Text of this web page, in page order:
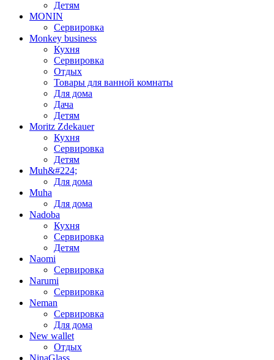
Детям
MONIN
Сервировка
Monkey business
Кухня
Сервировка
Отдых
Товары для ванной комнаты
Для дома
Дача
Детям
Moritz Zdekauer
Кухня
Сервировка
Детям
Muh&#224;
Для дома
Muha
Для дома
Nadoba
Кухня
Сервировка
Детям
Naomi
Сервировка
Narumi
Сервировка
Neman
Сервировка
Для дома
New wallet
Отдых